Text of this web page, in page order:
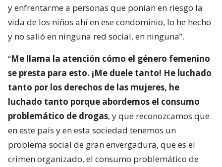
y enfrentarme a personas que ponían en riesgo la
vida de los niños ahí en ese condominio, lo he hecho
y no salió en ninguna red social, en ninguna”.
“Me llama la atención cómo el género femenino
se presta para esto. ¡Me duele tanto! He luchado
tanto por los derechos de las mujeres, he
luchado tanto porque abordemos el consumo
problemático de drogas, y que reconozcamos que
en este país y en esta sociedad tenemos un
problema social de gran envergadura, que es el
crimen organizado, el consumo problemático de